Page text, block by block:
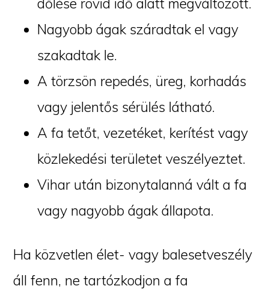
Nagyobb ágak száradtak el vagy
szakadtak le.
A törzsön repedés, üreg, korhadás
vagy jelentős sérülés látható.
A fa tetőt, vezetéket, kerítést vagy
közlekedési területet veszélyeztet.
Vihar után bizonytalanná vált a fa
vagy nagyobb ágak állapota.
Ha közvetlen élet- vagy balesetveszély
áll fenn, ne tartózkodjon a fa